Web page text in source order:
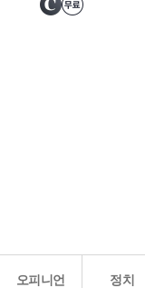
오피니언 정치